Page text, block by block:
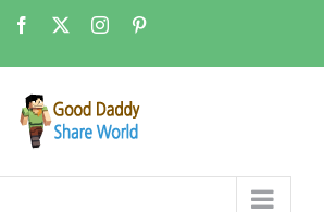
Facebook Instagram